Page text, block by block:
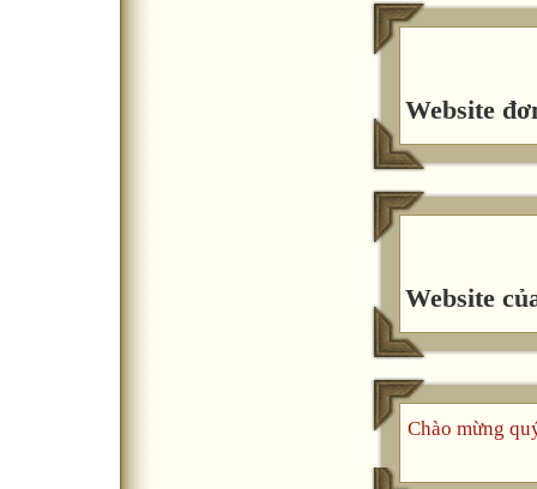
Website
Website
Chào mừng